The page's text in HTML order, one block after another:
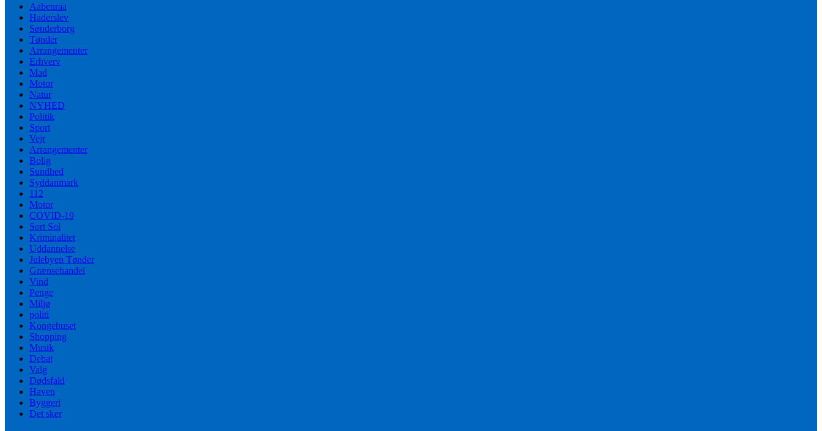
Aabenraa
Haderslev
Sønderborg
Tønder
Arrangementer
Erhverv
Mad
Motor
Natur
NYHED
Politik
Sport
Vejr
Arrangementer
Bolig
Sundhed
Syddanmark
112
Motor
COVID-19
Sort Sol
Kriminalitet
Uddannelse
Julebyen Tønder
Grænsehandel
Vind
Penge
Miljø
politi
Kongehuset
Shopping
Musik
Debat
Valg
Dødsfald
Haven
Byggeri
Det sker